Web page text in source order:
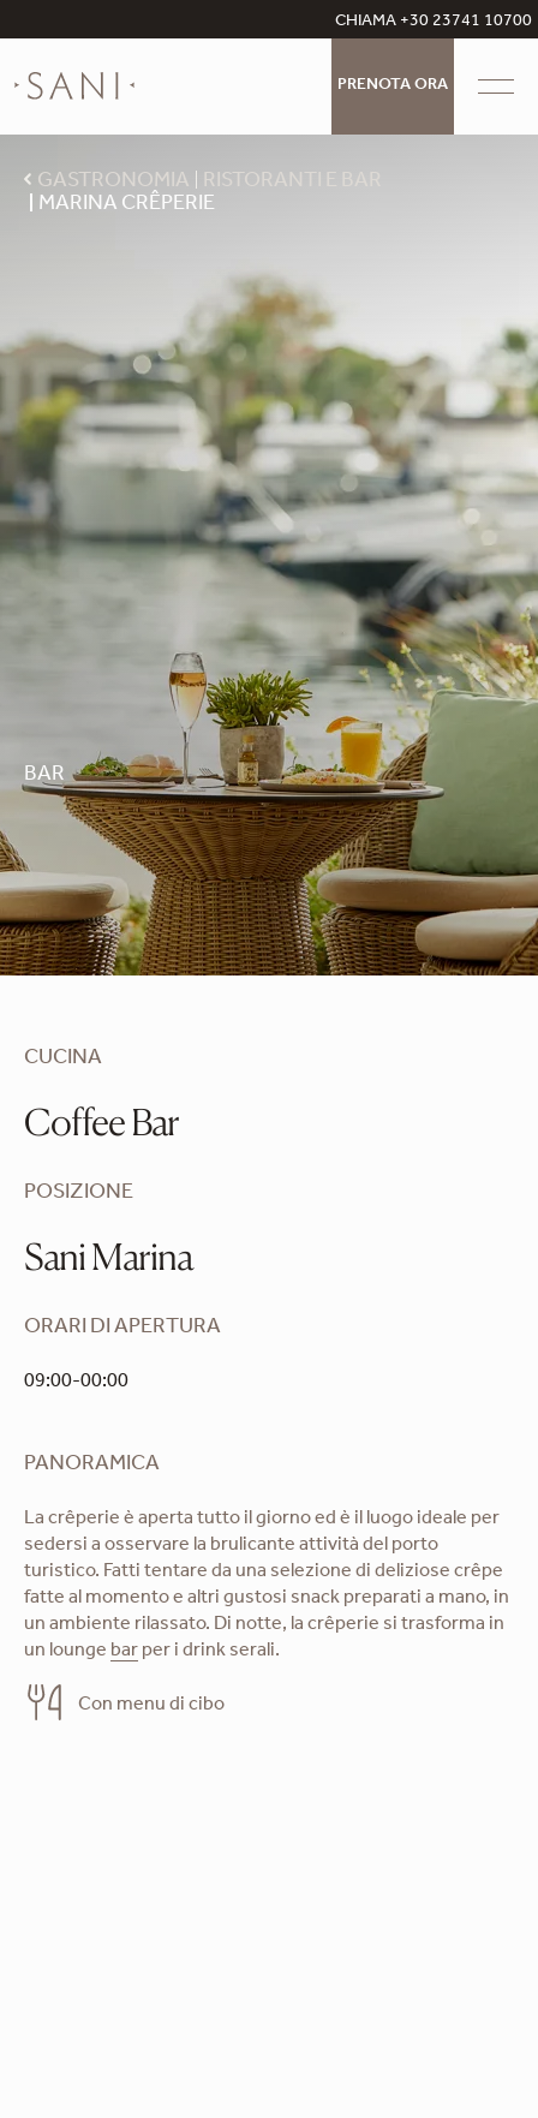
CHIAMA +30 23741 10700
PRENOTA ORA
BAR
Crêperie
GASTRONOMIA
RISTORANTI E BAR
MARINA CRÊPERIE
CUCINA
Coffee Bar
POSIZIONE
Sani Marina
ORARI DI APERTURA
09:00-00:00
PANORAMICA
La crêperie è aperta tutto il giorno ed è il luogo ideale per
sedersi a osservare la brulicante attività del porto
turistico. Fatti tentare da una selezione di deliziose crêpe
fatte al momento e altri gustosi snack preparati a mano, in
un ambiente rilassato. Di notte, la crêperie si trasforma in
un lounge bar per i drink serali.
Con menu di cibo